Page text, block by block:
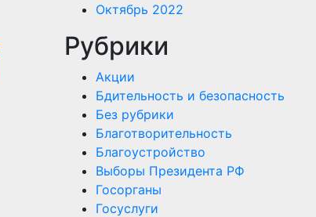
Октябрь 2022
Рубрики
Акции
Бдительность и безопасность
Без рубрики
Благотворительность
Благоустройство
Выборы Президента РФ
Госорганы
Госуслуги